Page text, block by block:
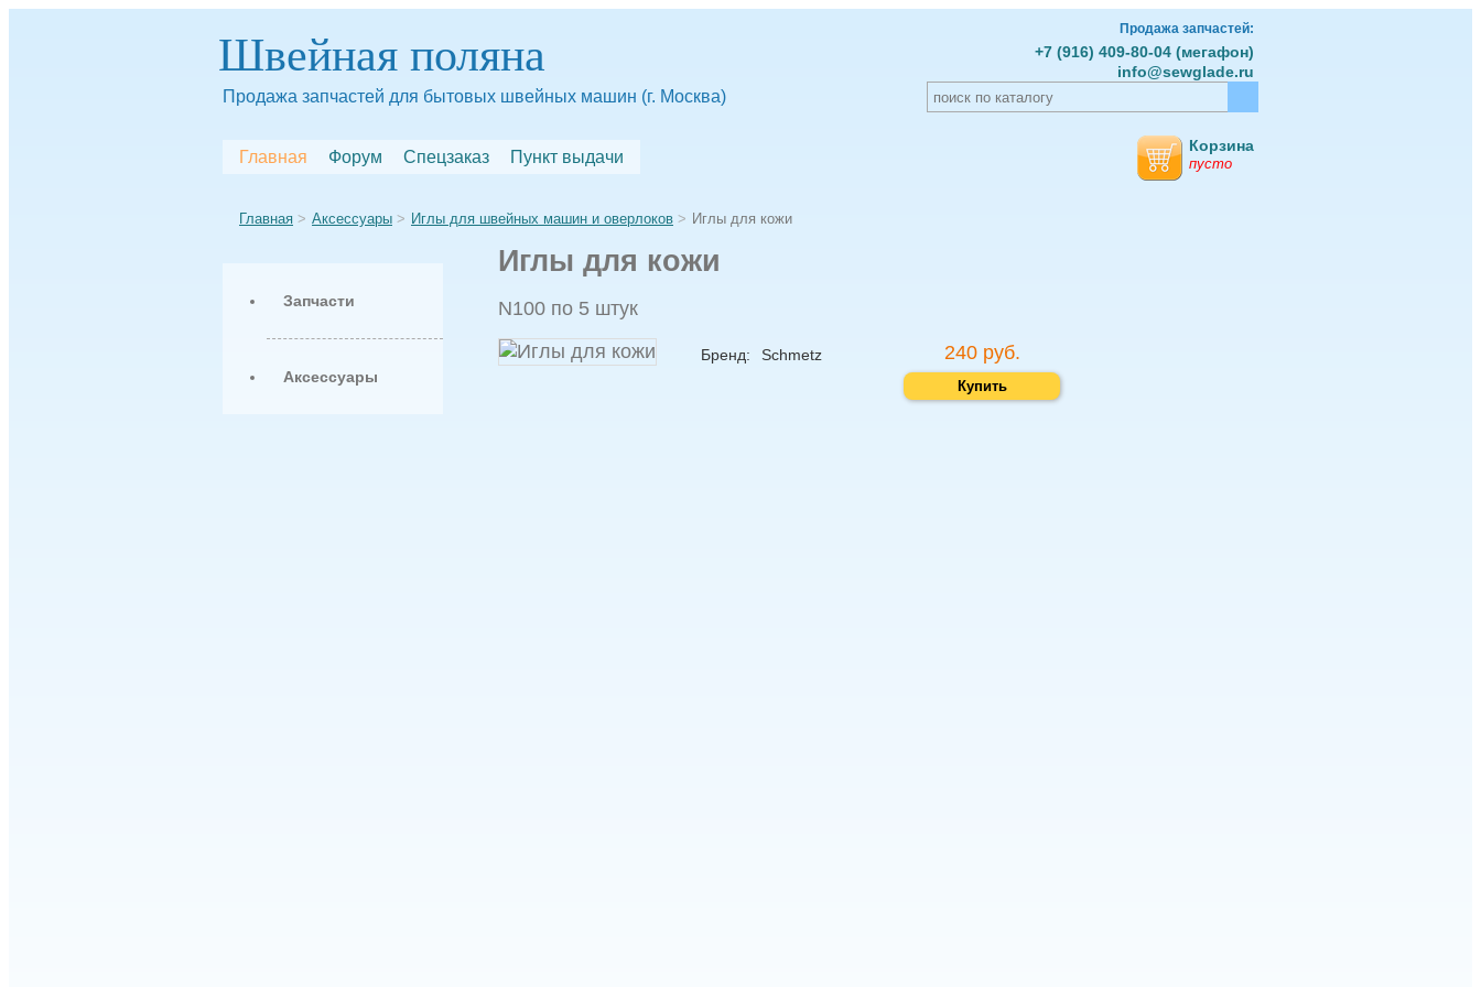
Швейная поляна
Продажа запчастей для бытовых швейных машин (г. Москва)
Продажа запчастей:
+7 (916) 409-80-04 (мегафон)
info@sewglade.ru
Корзина
пусто
Главная Форум Спецзаказ Пункт выдачи
Главная Аксессуары Иглы для швейных машин и оверлоков Иглы для кожи
Запчасти
Аксессуары
Иглы для кожи
N100 по 5 штук
Бренд: Schmetz 240 руб.
Купить